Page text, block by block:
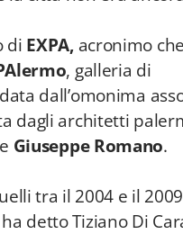
di EXPA,acronimo
, galleria di
dall’omonima
dagli architetti
e Giuseppe Romano.
tra il 2004 e il
detto Tiziano Di